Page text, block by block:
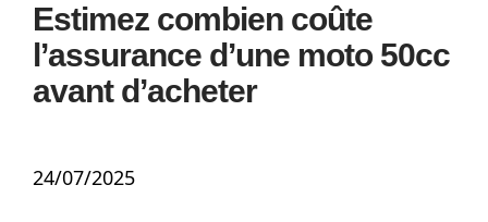
Estimez combien coûte
l’assurance d’une moto 50cc
avant d’acheter
24/07/2025